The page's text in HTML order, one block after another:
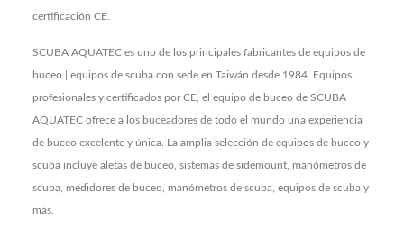
certificación CE.
SCUBA AQUATEC es uno de los principales fabricantes de equipos de
buceo | equipos de scuba con sede en Taiwán desde 1984. Equipos
profesionales y certificados por CE, el equipo de buceo de SCUBA
AQUATEC ofrece a los buceadores de todo el mundo una experiencia
de buceo excelente y única. La amplia selección de equipos de buceo y
scuba incluye aletas de buceo, sistemas de sidemount, manómetros de
scuba, medidores de buceo, manómetros de scuba, equipos de scuba y
más.